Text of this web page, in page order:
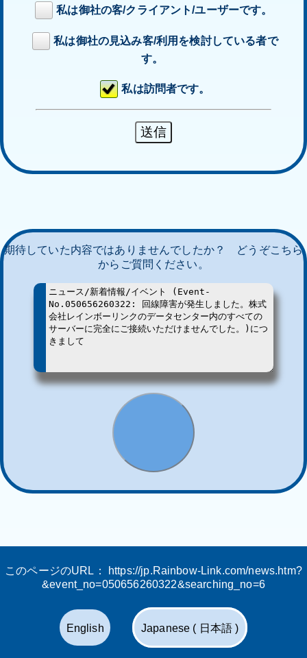
私は御社の客/クライアント/ユーザーです。
私は御社の見込み客/利用を検討している者で
す。
私は訪問者です。
期待していた内容ではありませんでしたか？ どうぞこちら
からご質問ください。
このページのURL：
https://jp.Rainbow-Link.com/news.htm?
&event_no=050656260322&searching_no=6
English Japanese ( 日本語 )